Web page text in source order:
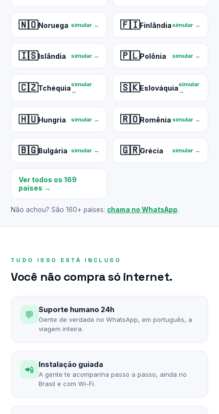
🇳🇴Noruega simular → 🇫🇮Finlândia simular →
🇮🇸Islândia simular → 🇵🇱Polônia simular →
🇨🇿Tchéquiasimular
→
🇸🇰Eslováquiasimular
→
🇭🇺Hungria simular → 🇷🇴Romênia simular →
🇧🇬Bulgária simular → 🇬🇷Grécia simular →
Ver todos os 169
países →
Não achou? São 160+ países: chama no WhatsApp.
TUDO ISSO ESTÁ INCLUSO
Você não compra só internet.
💬 Suporte humano 24h
Gente de verdade no WhatsApp, em português, a
viagem inteira.
📲 Instalação guiada
A gente te acompanha passo a passo, ainda no
Brasil e com Wi-Fi.